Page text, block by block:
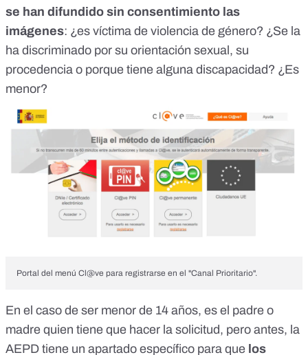
se han difundido sin consentimiento las
imágenes: ¿es víctima de violencia de género? ¿Se la
ha discriminado por su orientación sexual, su
procedencia o porque tiene alguna discapacidad? ¿Es
menor?
Portal del menú Cl@ve para registrarse en el "Canal Prioritario".
En el caso de ser menor de 14 años, es el padre o
madre quien tiene que hacer la solicitud, pero antes, la
AEPD tiene un apartado específico para que los